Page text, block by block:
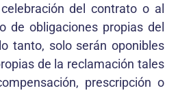
del contrato o al
de obligaciones propias del
tanto, solo serán oponibles
de la reclamación tales
prescripción o